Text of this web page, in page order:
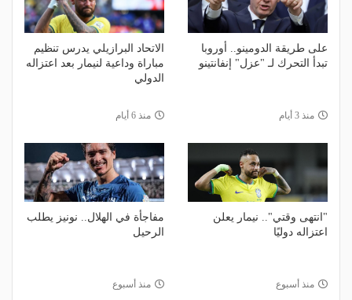
على طريقة الدومينو.. أوروبا
تبدأ التحرك لـ "عزل" إنفانتينو
منذ 3 أيام
الاتحاد البرازيلي يدرس تنظيم
مباراة وداعية لنيمار بعد اعتزاله
الدولي
منذ 6 أيام
"انتهى وقتي".. نيمار يعلن
اعتزاله دوليًا
منذ أسبوع
مفاجأة في الهلال.. نونيز يطلب
الرحيل
منذ أسبوع